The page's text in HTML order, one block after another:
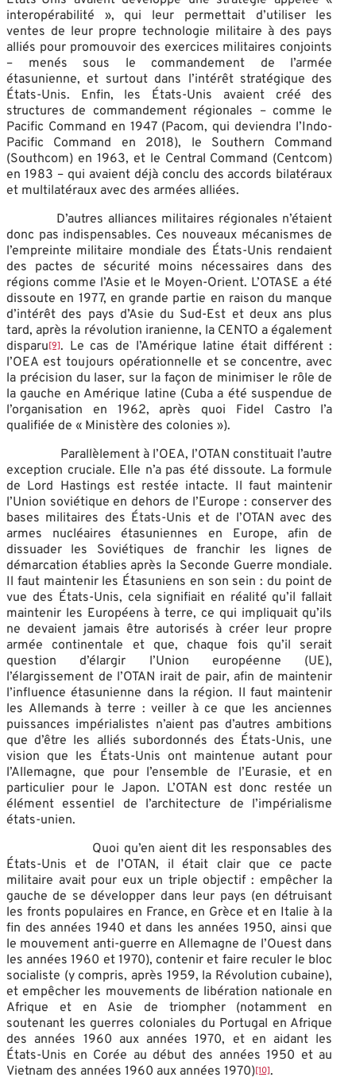
interopérabilité », qui leur permettait d’utiliser les
ventes de leur propre technologie militaire à des pays
alliés pour promouvoir des exercices militaires conjoints
– menés sous le commandement de l’armée
étasunienne, et surtout dans l’intérêt stratégique des
États-Unis. Enfin, les États-Unis avaient créé des
structures de commandement régionales – comme le
Pacific Command en 1947 (Pacom, qui deviendra l’Indo-
Pacific Command en 2018), le Southern Command
(Southcom) en 1963, et le Central Command (Centcom)
en 1983 – qui avaient déjà conclu des accords bilatéraux
et multilatéraux avec des armées alliées.
D’autres alliances militaires régionales n’étaient
donc pas indispensables. Ces nouveaux mécanismes de
l’empreinte militaire mondiale des États-Unis rendaient
des pactes de sécurité moins nécessaires dans des
régions comme l’Asie et le Moyen-Orient. L’OTASE a été
dissoute en 1977, en grande partie en raison du manque
d’intérêt des pays d’Asie du Sud-Est et deux ans plus
tard, après la révolution iranienne, la CENTO a également
disparu [9]. Le cas de l’Amérique latine était différent :
l’OEA est toujours opérationnelle et se concentre, avec
la précision du laser, sur la façon de minimiser le rôle de
la gauche en Amérique latine (Cuba a été suspendue de
l’organisation en 1962, après quoi Fidel Castro l’a
qualifiée de « Ministère des colonies »).
Parallèlement à l’OEA, l’OTAN constituait l’autre
exception cruciale. Elle n’a pas été dissoute. La formule
de Lord Hastings est restée intacte. Il faut maintenir
l’Union soviétique en dehors de l’Europe : conserver des
bases militaires des États-Unis et de l’OTAN avec des
armes nucléaires étasuniennes en Europe, afin de
dissuader les Soviétiques de franchir les lignes de
démarcation établies après la Seconde Guerre mondiale.
Il faut maintenir les Étasuniens en son sein : du point de
vue des États-Unis, cela signifiait en réalité qu’il fallait
maintenir les Européens à terre, ce qui impliquait qu’ils
ne devaient jamais être autorisés à créer leur propre
armée continentale et que, chaque fois qu’il serait
question d’élargir l’Union européenne (UE),
l’élargissement de l’OTAN irait de pair, afin de maintenir
l’influence étasunienne dans la région. Il faut maintenir
les Allemands à terre : veiller à ce que les anciennes
puissances impérialistes n’aient pas d’autres ambitions
que d’être les alliés subordonnés des États-Unis, une
vision que les États-Unis ont maintenue autant pour
l’Allemagne, que pour l’ensemble de l’Eurasie, et en
particulier pour le Japon. L’OTAN est donc restée un
élément essentiel de l’architecture de l’impérialisme
états-unien.
Quoi qu’en aient dit les responsables des
États-Unis et de l’OTAN, il était clair que ce pacte
militaire avait pour eux un triple objectif : empêcher la
gauche de se développer dans leur pays (en détruisant
les fronts populaires en France, en Grèce et en Italie à la
fin des années 1940 et dans les années 1950, ainsi que
le mouvement anti-guerre en Allemagne de l’Ouest dans
les années 1960 et 1970), contenir et faire reculer le bloc
socialiste (y compris, après 1959, la Révolution cubaine),
et empêcher les mouvements de libération nationale en
Afrique et en Asie de triompher (notamment en
soutenant les guerres coloniales du Portugal en Afrique
des années 1960 aux années 1970, et en aidant les
États-Unis en Corée au début des années 1950 et au
Vietnam des années 1960 aux années 1970)[10].